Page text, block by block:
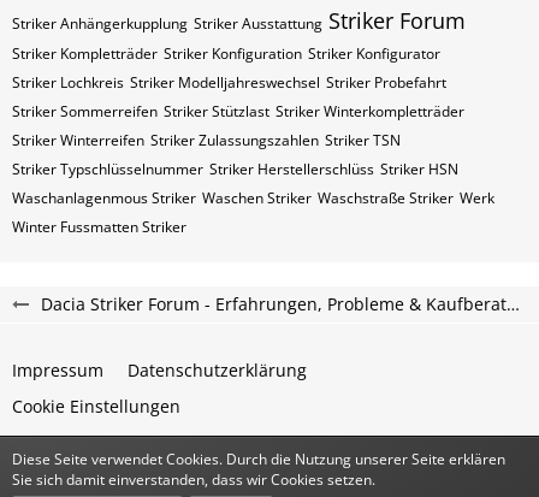
Striker Anhängerkupplung Striker Ausstattung Striker Forum
Striker Kompletträder Striker Konfiguration Striker Konfigurator
Striker Lochkreis Striker Modelljahreswechsel Striker Probefahrt
Striker Sommerreifen Striker Stützlast Striker Winterkompletträder
Striker Winterreifen Striker Zulassungszahlen Striker​​​​ TSN
Striker​​​​ Typschlüsselnummer Striker​​​​​ Herstellerschlüss Striker​​​​​ HSN
Waschanlagenmous Striker Waschen Striker Waschstraße Striker Werk
Winter Fussmatten Striker
Dacia Striker Forum - Erfahrungen, Probleme & Kaufberatung
Impressum
Datenschutzerklärung
Cookie Einstellungen
Community-Software:WoltLab Suite™
Diese Seite verwendet Cookies. Durch die Nutzung unserer Seite erklären
Sie sich damit einverstanden, dass wir Cookies setzen.